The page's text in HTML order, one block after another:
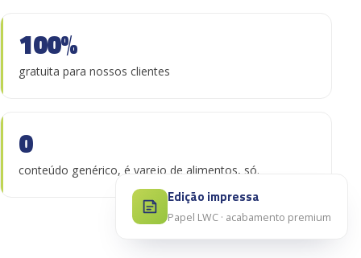
100%
gratuita para nossos clientes
0
conteúdo genérico, é varejo de alimentos, só.
Edição impressa
Papel LWC · acabamento premium